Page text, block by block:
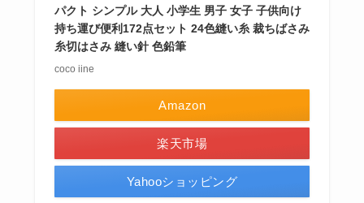
パクト シンプル 大人 小学生 男子 女子 子供向け
持ち運び便利172点セット 24色縫い糸 裁ちばさみ
糸切はさみ 縫い針 色鉛筆
coco iine
Amazon
楽天市場
Yahooショッピング